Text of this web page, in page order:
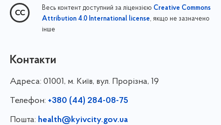
Весь контент доступний за ліцензією Creative Commons
Attribution 4.0 International license, якщо не зазначено
інше
Контакти
Адреса: 01001, м. Київ, вул. Прорізна, 19
Телефон: +380 (44) 284-08-75
Пошта: health@kyivcity.gov.ua